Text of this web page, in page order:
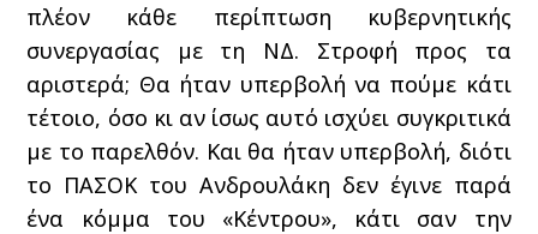
πλέον κάθε περίπτωση κυβερνητικής
συνεργασίας με τη ΝΔ. Στροφή προς τα
αριστερά; Θα ήταν υπερβολή να πούμε κάτι
τέτοιο, όσο κι αν ίσως αυτό ισχύει συγκριτικά
με το παρελθόν. Και θα ήταν υπερβολή, διότι
το ΠΑΣΟΚ του Ανδρουλάκη δεν έγινε παρά
ένα κόμμα του «Κέντρου», κάτι σαν την